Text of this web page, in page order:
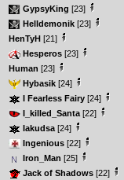
GypsyKing [23]
Helldemonik [23]
HenTyH [21]
Hesperos [23]
Human [23]
Hybasik [24]
I Fearless Fairy [24]
I_killed_Santa [22]
Iakudsa [24]
Ingenious [22]
Iron_Man [25]
Jack of Shadows [22]